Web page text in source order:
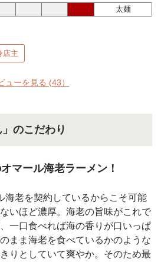
太麺
店主
ューを見る (43）
」のこだわり
マール海老ラーメン！
海老を契約しているからこそ可能
いほど濃厚。海老の旨味がこれで
一口食べれば海の香りが口いっぱ
まま海老を食べているかのような
りとしていて爽やか。そのため最